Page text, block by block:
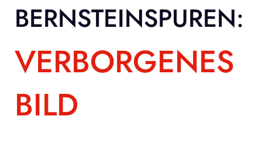
BERNSTEINSPUREN:
VERBORGENES
BILD